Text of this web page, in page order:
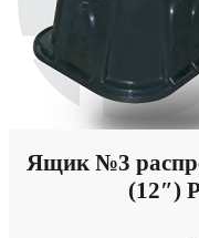
Ящик №3
(12″)